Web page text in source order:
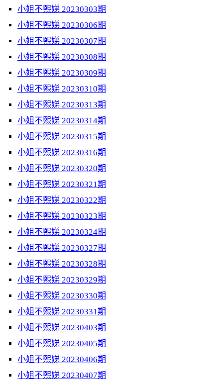
小姐不熙娣 20230303期
小姐不熙娣 20230306期
小姐不熙娣 20230307期
小姐不熙娣 20230308期
小姐不熙娣 20230309期
小姐不熙娣 20230310期
小姐不熙娣 20230313期
小姐不熙娣 20230314期
小姐不熙娣 20230315期
小姐不熙娣 20230316期
小姐不熙娣 20230320期
小姐不熙娣 20230321期
小姐不熙娣 20230322期
小姐不熙娣 20230323期
小姐不熙娣 20230324期
小姐不熙娣 20230327期
小姐不熙娣 20230328期
小姐不熙娣 20230329期
小姐不熙娣 20230330期
小姐不熙娣 20230331期
小姐不熙娣 20230403期
小姐不熙娣 20230405期
小姐不熙娣 20230406期
小姐不熙娣 20230407期